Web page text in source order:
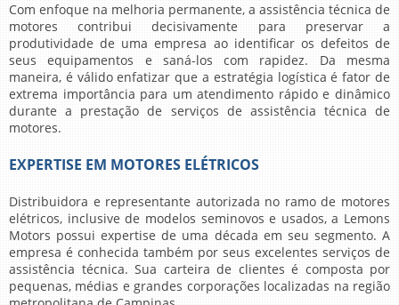
Com enfoque na melhoria permanente, a assistência técnica de
motores contribui decisivamente para preservar a
produtividade de uma empresa ao identificar os defeitos de
seus equipamentos e saná-los com rapidez. Da mesma
maneira, é válido enfatizar que a estratégia logística é fator de
extrema importância para um atendimento rápido e dinâmico
durante a prestação de serviços de assistência técnica de
motores.
EXPERTISE EM MOTORES ELÉTRICOS
Distribuidora e representante autorizada no ramo de motores
elétricos, inclusive de modelos seminovos e usados, a Lemons
Motors possui expertise de uma década em seu segmento. A
empresa é conhecida também por seus excelentes serviços de
assistência técnica. Sua carteira de clientes é composta por
pequenas, médias e grandes corporações localizadas na região